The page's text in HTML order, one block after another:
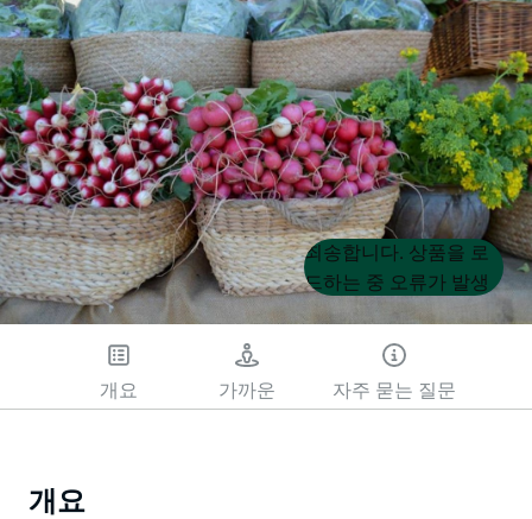
Product
List
Product
List
죄송합니다. 상품을 로
드하는 중 오류가 발생
했습니다. 나중에 다시
시도해 주세요.
개요 가까운 자주 묻는 질문
개요